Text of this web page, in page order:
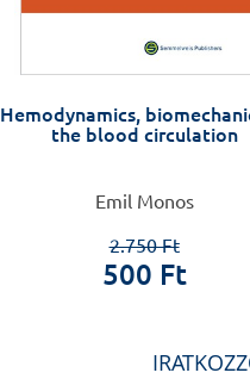
Hemodynamics,
the blood circulation
Emil Monos
2.750 Ft
500 Ft